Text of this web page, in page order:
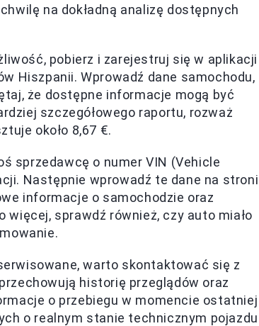
na dokładną analizę dostępnych
pobierz i zarejestruj się w aplikacji
Hiszpanii. Wprowadź dane samochodu,
że dostępne informacje mogą być
szczegółowego raportu, rozważ
około 8,67 €.
sprzedawcę o numer VIN (Vehicle
Następnie wprowadź te dane na
informacje o samochodzie oraz
więcej, sprawdź również, czy auto miało
warto skontaktować się z
historię przeglądów oraz
o przebiegu w momencie ostatniej
o realnym stanie technicznym